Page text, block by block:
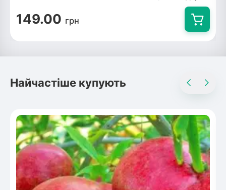
149.00 грн
Найчастіше купують